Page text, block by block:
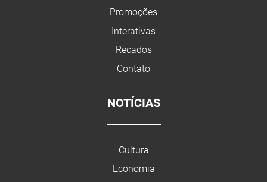
Promoções
Interativas
Recados
Contato
NOTÍCIAS
Cultura
Economia